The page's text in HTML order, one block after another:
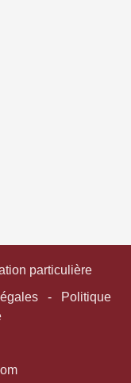
particulière
-
Politique